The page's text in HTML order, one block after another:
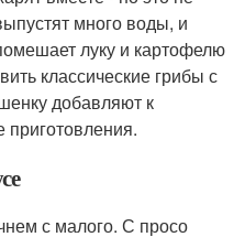
много воды, и
луку и картофелю
классические грибы с
добавляют к
приготовления.
с малого. С просо